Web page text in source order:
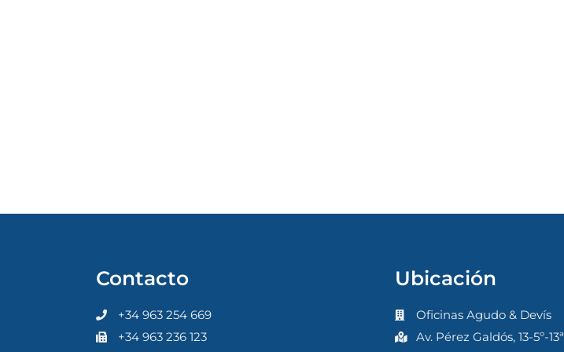
Contacto
+34 963 254 669
+34 963 236 123
Ubicación
Oficinas Agudo & Devís
Av. Pérez Galdós, 13-5º-13ª